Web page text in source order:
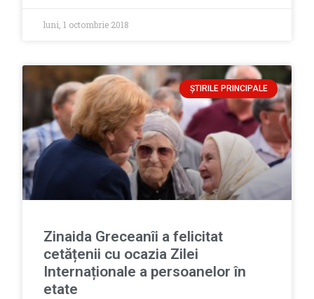
luni, 1 octombrie 2018
ȘTIRILE PRINCIPALE
Zinaida Greceanîi a felicitat
cetățenii cu ocazia Zilei
Internaționale a persoanelor în
etate